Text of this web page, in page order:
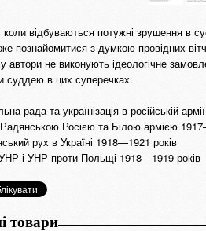
коли відбуваються потужні зрушення в
познайомитися з думкою провідних
автори не виконують ідеологічне
суддею в цих суперечках.
рада та українізація в російській
Радянською Росією та Білою армією
рух в Україні 1918—1921 років
і УНР проти Польщі 1918—1919 років
товари